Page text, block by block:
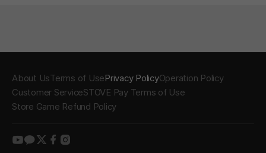
About UsTerms of UsePrivacy PolicyOperation Policy
Customer ServiceSTOVE Pay Terms of Use
Store Game Refund Policy
youtube
kakao
twitter
facebook
instagram